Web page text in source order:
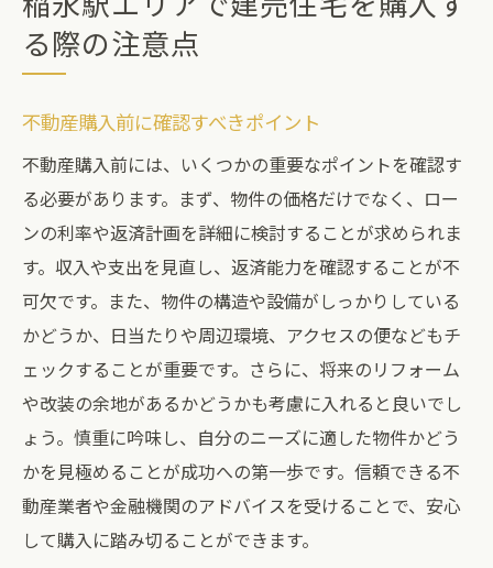
る際の注意点
不動産購入前に確認すべきポイント
不動産購入前には、いくつかの重要なポイントを確認す
る必要があります。まず、物件の価格だけでなく、ロー
ンの利率や返済計画を詳細に検討することが求められま
す。収入や支出を見直し、返済能力を確認することが不
可欠です。また、物件の構造や設備がしっかりしている
かどうか、日当たりや周辺環境、アクセスの便などもチ
ェックすることが重要です。さらに、将来のリフォーム
や改装の余地があるかどうかも考慮に入れると良いでし
ょう。慎重に吟味し、自分のニーズに適した物件かどう
かを見極めることが成功への第一歩です。信頼できる不
動産業者や金融機関のアドバイスを受けることで、安心
して購入に踏み切ることができます。